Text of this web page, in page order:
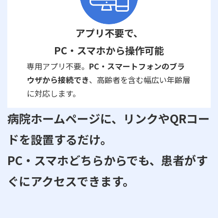
アプリ不要で、
PC・スマホから操作可能
専用アプリ不要。 PC・スマートフォンのブラ
ウザから接続でき、高齢者を含む幅広い年齢層
に対応します。
病院ホームページに、リンクやQRコー
ドを設置するだけ。
PC・スマホどちらからでも、患者がす
ぐにアクセスできます。